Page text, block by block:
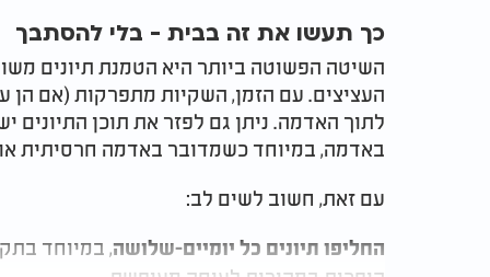
כך תעשו את זה בבית - בלי להסתבך
השיטה הפשוטה ביותר היא הטמנת תיונים
העציצים. עם הזמן, השקיות מתפרקות (אם הן
לתוך האדמה. ניתן גם לפזר את תוכן
באדמה, במיוחד כשמדובר באדמה חרסיתית
עם זאת, חשוב לשים לב:
החליפו תיונים כל יומיים-שלושה, במיוחד